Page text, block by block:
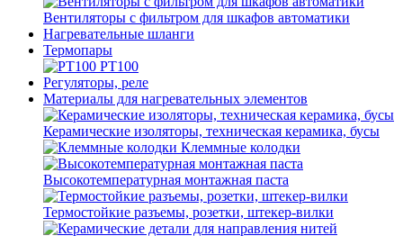
Вентиляторы с фильтром для шкафов автоматики
Нагревательные шланги
Термопары
PT100
Регуляторы, реле
Материалы для нагревательных элементов
Керамические изоляторы, техническая керамика, бусы
Клеммные колодки
Высокотемпературная монтажная паста
Термостойкие разъемы, розетки, штекер-вилки